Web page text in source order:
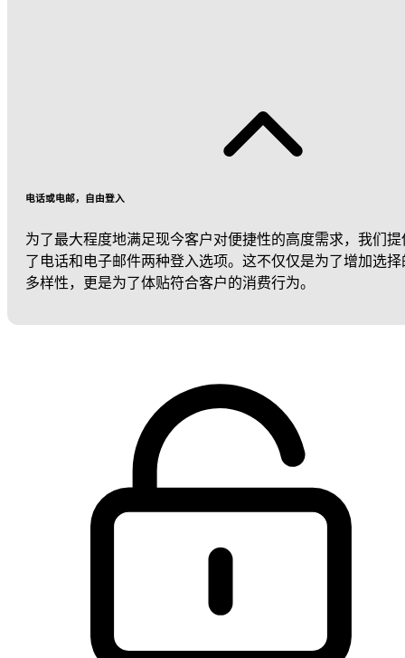
电话或电邮，自由登入
为了最大程度地满足现今客户对便捷性的高度需求，我们提
了电话和电子邮件两种登入选项。这不仅仅是为了增加选择
多样性，更是为了体贴符合客户的消费行为。